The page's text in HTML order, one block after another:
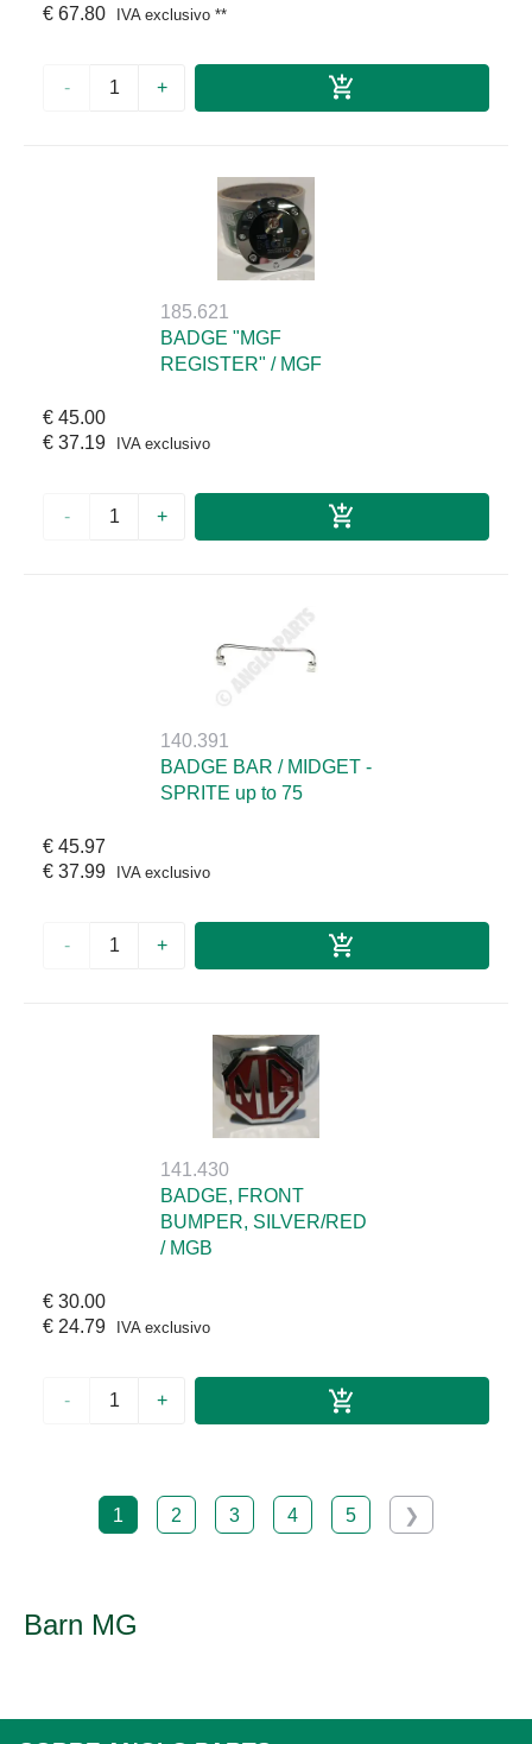
€ 67.80 IVA exclusivo **
- +
185.621
BADGE "MGF
REGISTER" / MGF
€ 45.00
€ 37.19
IVA exclusivo
- +
140.391
BADGE BAR / MIDGET -
SPRITE up to 75
€ 45.97
€ 37.99
IVA exclusivo
- +
141.430
BADGE, FRONT
BUMPER, SILVER/RED
/ MGB
€ 30.00
€ 24.79
IVA exclusivo
- +
1 2 3 4 5 ❯
Barn MG